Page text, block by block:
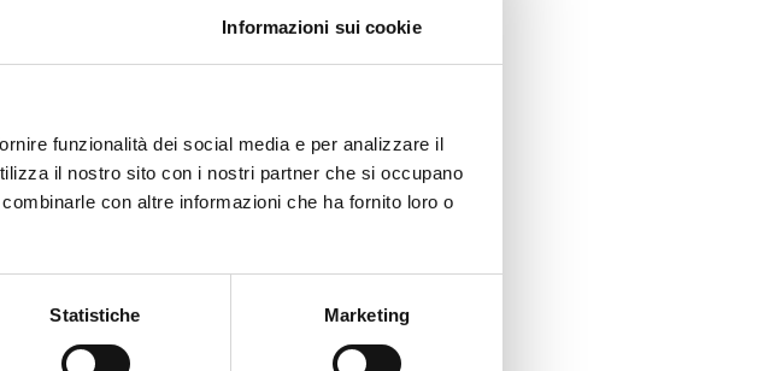
Informazioni sui cookie
funzionalità dei social media e per analizzare il
il nostro sito con i nostri partner che si occupano
con altre informazioni che ha fornito loro o
Statistiche Marketing